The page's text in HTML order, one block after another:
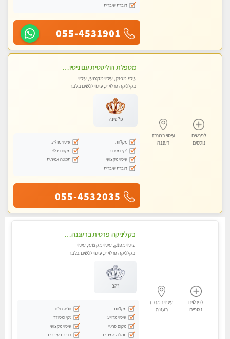
דוברת עיברית
055-4531901
לפרטים
נוספים
עיסוי במרכז
רעננה
מטפלת הוליסטית עם ניסיון מעל עשור. עיסוי הוליסטי לגוף ולנשמה עם שמנים חמים מתאים: לגברים/נשים ונשים בהריון . ומקצועית ברמה גבוהה
עיסוי מפנק, עיסוי מקצועי, עיסוי
בקלניקה פרטית, עיסוי לנשים בלבד
פלטינה
מקלחת
עיסוי מרגיע
נקי ומסודר
מקום פרטי
עיסוי מקצועי
תמונה אמיתית
דוברת עיברית
055-4532035
לפרטים
נוספים
עיסוי במרכז
רעננה
בקליניקה פרטית ברעננה עיסוי לחידוש אנרגיות עיסוי מומלץ מאוד !
עיסוי מפנק, עיסוי מקצועי, עיסוי
בקלניקה פרטית, עיסוי לנשים בלבד
זהב
מקלחת
חניה חינם
עיסוי מרגיע
נקי ומסודר
מקום פרטי
עיסוי מקצועי
תמונה אמיתית
דוברת עיברית